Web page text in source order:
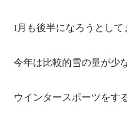
1月も後半になろうとして
今年は比較的雪の量が少
ウインタースポーツをす